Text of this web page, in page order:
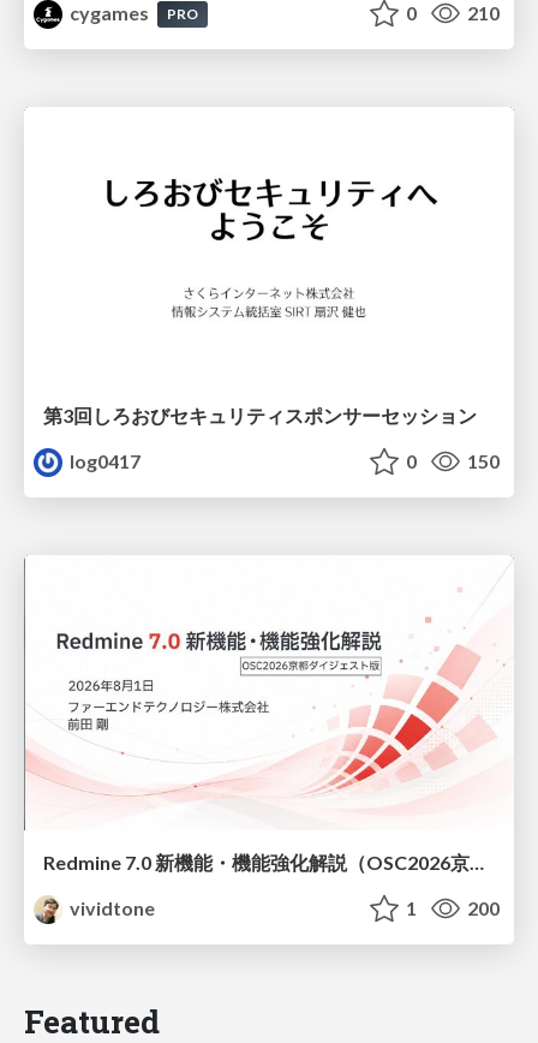
cygames
PRO 0 210
第3回しろおびセキュリティスポンサーセッション
log0417
0 150
Redmine 7.0 新機能・機能強化解説（OSC2026京都ダイジェスト版）
vividtone
1 200
Featured